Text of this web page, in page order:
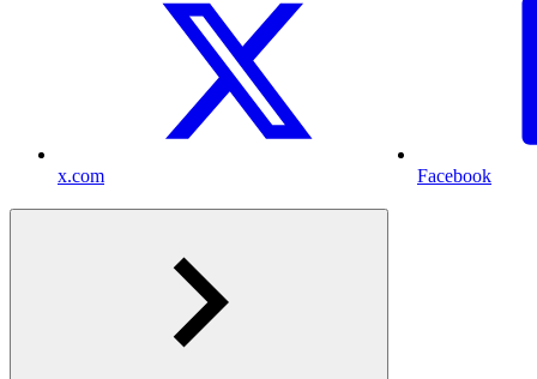
x.com Facebook